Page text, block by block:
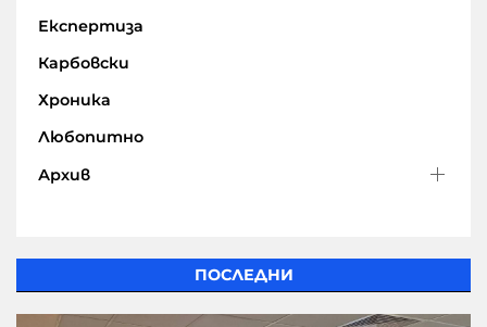
Експертиза
Карбовски
Хроника
Любопитно
Архив
ПОСЛЕДНИ